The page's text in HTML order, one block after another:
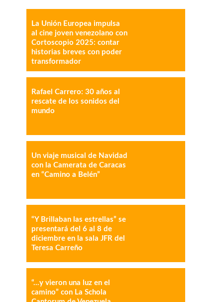
La Unión Europea impulsa
al cine joven venezolano con
Cortoscopio 2025: contar
historias breves con poder
transformador
Rafael Carrero: 30 años al
rescate de los sonidos del
mundo
Un viaje musical de Navidad
con la Camerata de Caracas
en “Camino a Belén”
“Y Brillaban las estrellas” se
presentará del 6 al 8 de
diciembre en la sala JFR del
Teresa Carreño
“…y vieron una luz en el
camino” con La Schola